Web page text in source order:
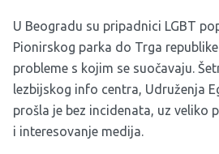
U Beogradu su pripadnici LGBT
Pionirskog parka do Trga
probleme s kojim se suočavaju.
lezbijskog info centra, Udruženja
prošla je bez incidenata, uz veliko
i interesovanje medija.